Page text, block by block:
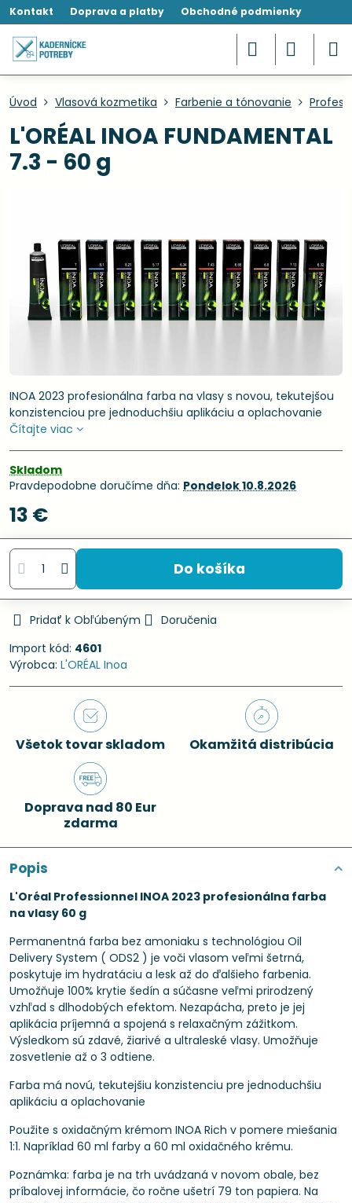
Kontakt Doprava a platby Obchodné podmienky
Úvod Vlasová kozmetika Farbenie a tónovanie
L'ORÉAL INOA FUNDAMENTAL
7.3 - 60 g
INOA 2023 profesionálna farba na vlasy s novou, tekutejšou
konzistenciou pre jednoduchšiu aplikáciu a oplachovanie
Čítajte viac
Skladom
Pravdepodobne doručíme dňa: Pondelok10.8.2026
13 €
Do košíka
Pridať k Obľúbeným
Doručenia
Import kód: 4601
Výrobca: L'ORÉAL Inoa
Všetok tovar skladom Okamžitá distribúcia
Doprava nad 80 Eur
zdarma
Popis
L'Oréal Professionnel INOA 2023 profesionálna farba
na vlasy 60 g
Permanentná farba bez amoniaku s technológiou Oil
Delivery System ( ODS2 ) je voči vlasom veľmi šetrná,
poskytuje im hydratáciu a lesk až do ďalšieho farbenia.
Umožňuje 100% krytie šedín a súčasne veľmi prirodzený
vzhľad s dlhodobých efektom. Nezapácha, preto je jej
aplikácia príjemná a spojená s relaxačným zážitkom.
Výsledkom sú zdavé, žiarivé a ultraleské vlasy. Umožňuje
zosvetlenie až o 3 odtiene.
Farba má novú, tekutejšiu konzistenciu pre jednoduchšiu
aplikáciu a oplachovanie
Použite s oxidačným krémom INOA Rich v pomere miešania
1:1. Napríklad 60 ml farby a 60 ml oxidačného krému.
Poznámka: farba je na trh uvádzaná v novom obale, bez
príbalovej informácie, čo ročne ušetrí 79 ton papiera. Na